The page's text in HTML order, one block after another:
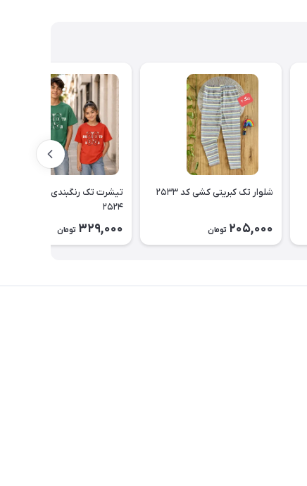
شلوار تک کبریتی کشی کد ۲۵۳۳
205,000 تومان
تیشرت تک رنگبندی اسپرت کد
۲۵۲۴
329,000 تومان